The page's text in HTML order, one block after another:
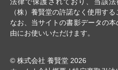
（株）養賢堂の許諾なく使用する
なお、当サイトの書影データの
由にお使いいただけます。
© 株式会社 養賢堂 2026